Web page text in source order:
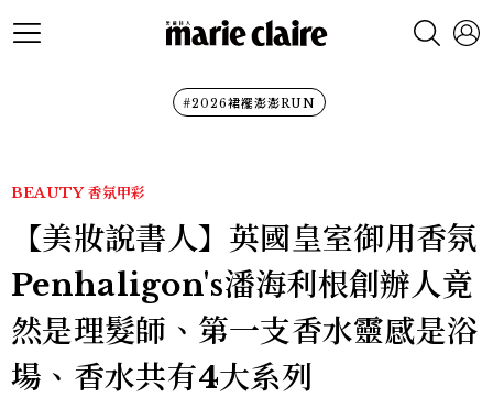
#2026裙襬澎澎RUN
BEAUTY 香氛甲彩
【美妝說書人】英國皇室御用香氛
Penhaligon's潘海利根創辦人竟
然是理髮師、第一支香水靈感是浴
場、香水共有4大系列